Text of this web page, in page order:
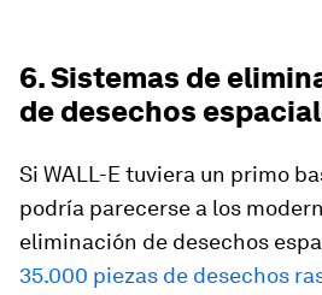
6. Sistemas de
de desechos
Si WALL-E tuviera un primo
podría parecerse a los
eliminación de desechos
35.000 piezas de desechos